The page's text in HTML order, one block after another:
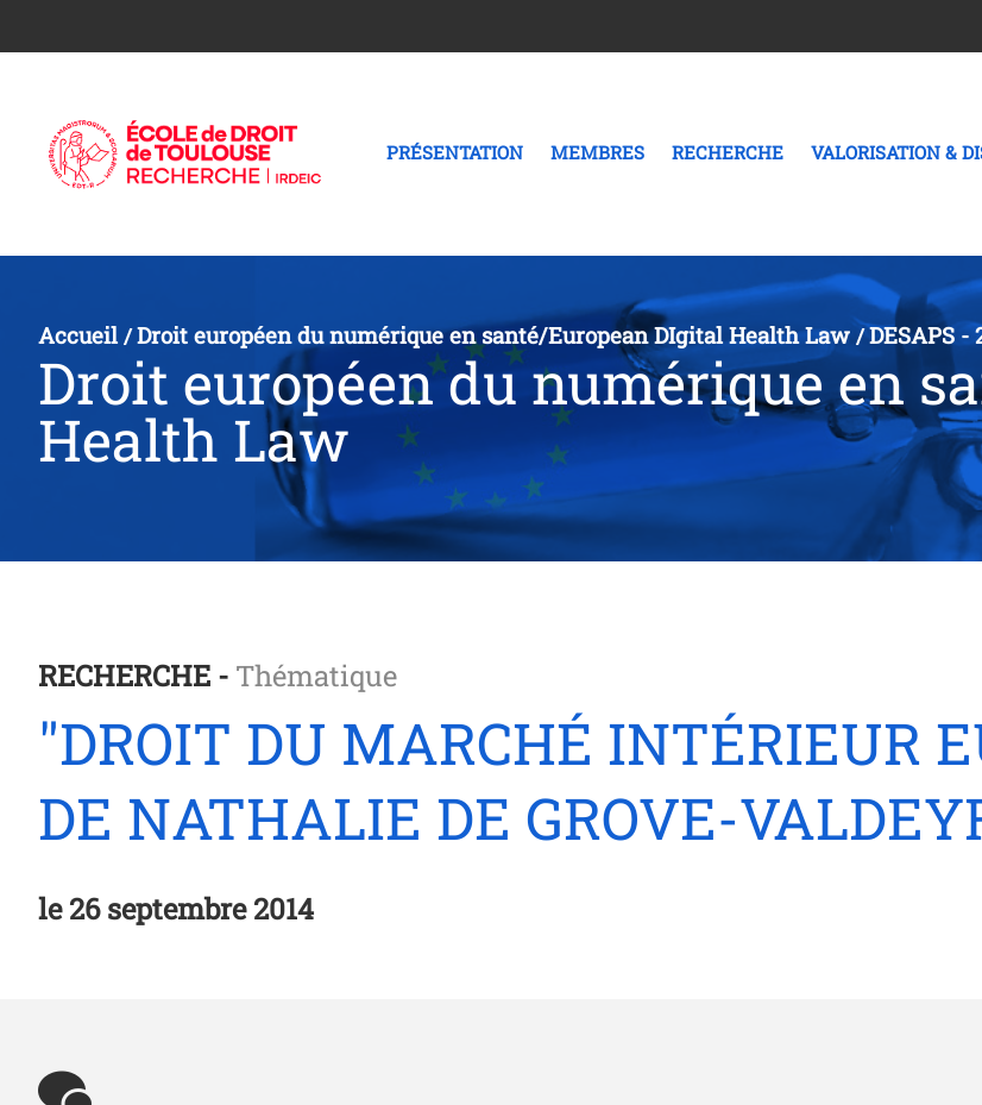
PRÉSENTATION MEMBRES RECHERCHE VALORISATION &
Accueil /Droit européen du numérique en santé/European DIgital Health Law/DESAPS -
Droit européen du numérique en
Health Law
RECHERCHE - Thématique
"DROIT DU MARCHÉ INTÉRIEUR
DE NATHALIE DE GROVE-
le26 septembre 2014